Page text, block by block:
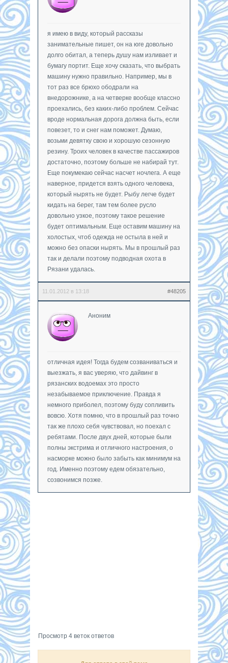
я имею в виду, который рассказы
занимательные пишет, он на юге довольно
долго обитал, а теперь душу нам изливает и
бумагу портит. Еще хочу сказать, что выбрать
машину нужно правильно. Например, мы в
тот раз все брюхо ободрали на
внедорожнике, а на четверке вообще классно
проехались, без каких-либо проблем. Сейчас
вроде нормальная дорога должна быть, если
повезет, то и снег нам поможет. Думаю,
возьми девятку свою и хорошую сезонную
резину. Троих человек в качестве пассажиров
достаточно, поэтому больше не набирай тут.
Еще покумекаю сейчас насчет ночлега. А еще
наверное, придется взять одного человека,
который нырять не будет. Рыбу легче будет
кидать на берег, там тем более русло
довольно узкое, поэтому такое решение
будет оптимальным. Еще оставим машину на
холостых, чтоб одежда не остыла в ней и
можно без опаски нырять. Мы в прошлый раз
так и делали поэтому подводная охота в
Рязани удалась.
11.01.2012 в 13:18 #48205
Аноним
отличная идея! Тогда будем созваниваться и
выезжать, я вас уверяю, что дайвинг в
рязанских водоемах это просто
незабываемое приключение. Правда я
немного приболел, поэтому буду сопливить
вовсю. Хотя помню, что в прошлый раз точно
так же плохо себя чувствовал, но поехал с
ребятами. После двух дней, которые были
полны экстрима и отличного настроения, о
насморке можно было забыть как минимум на
год. Именно поэтому едем обязательно,
созвонимся позже.
Просмотр 4 веток ответов